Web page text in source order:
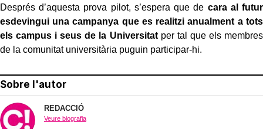
Després d’aquesta prova pilot, s’espera que de cara al futur
esdevingui una campanya que es realitzi anualment a tots
els campus i seus de la Universitatper tal que els membres
de la comunitat universitària puguin participar-hi.
Sobre l'autor
REDACCIÓ
Veure biografia